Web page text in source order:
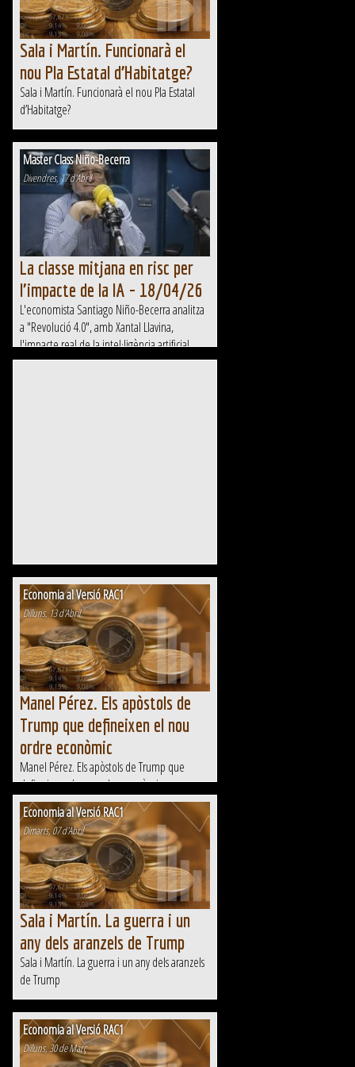
Sala i Martín. Funcionarà el
nou Pla Estatal d’Habitatge?
Sala i Martín. Funcionarà el nou Pla Estatal
d’Habitatge?
Master Class Niño-Becerra
Divendres, 17 d'Abril
La classe mitjana en risc per
l'impacte de la IA - 18/04/26
L'economista Santiago Niño-Becerra analitza
a "Revolució 4.0", amb Xantal Llavina,
l'impacte real de la intel·ligència artificial
sobre el mercat laboral, després d'anuncis
Economia al Versió RAC1
Dilluns, 13 d'Abril
Manel Pérez. Els apòstols de
Trump que defineixen el nou
ordre econòmic
Manel Pérez. Els apòstols de Trump que
defineixen el nou ordre econòmic
Economia al Versió RAC1
Dimarts, 07 d'Abril
Sala i Martín. La guerra i un
any dels aranzels de Trump
Sala i Martín. La guerra i un any dels aranzels
de Trump
Economia al Versió RAC1
Dilluns, 30 de Març